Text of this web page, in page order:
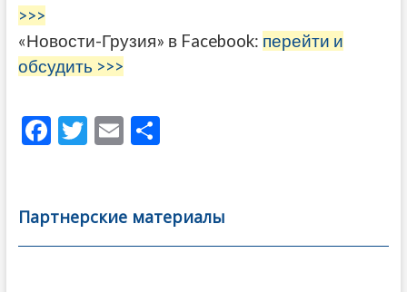
>>>
«Новости-Грузия» в Facebook: перейти и
обсудить >>>
F
b
o
T
er
E
l
О
а
в
Партнерские материалы